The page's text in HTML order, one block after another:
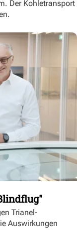
Der Kohletransport
Trianel-
Auswirkungen